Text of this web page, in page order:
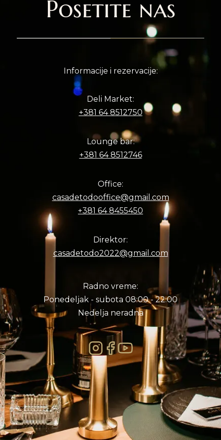
Posetite nas
Informacije i rezervacije:
Deli Market:
+381 64 8512750
Lounge bar:
+381 64 8512746
Office:
casadetodooffice@gmail.com
+381 64 8455450
Direktor:
casadetodo2022@gmail.com
Radno vreme:
Ponedeljak - subota 08:00 - 22:00
Nedelja neradna